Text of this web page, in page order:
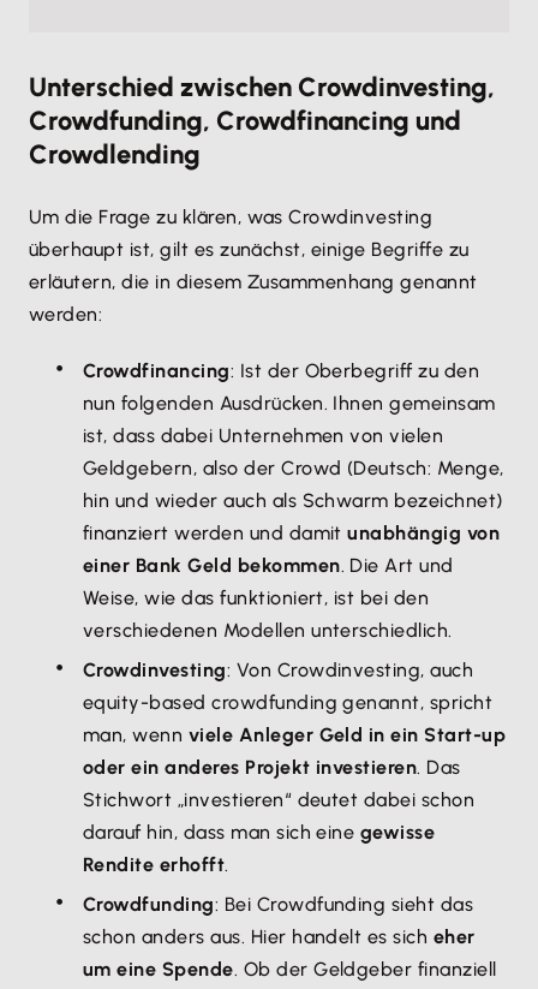
Unterschied zwischen Crowdinvesting,
Crowdfunding, Crowdfinancing und
Crowdlending
Um die Frage zu klären, was Crowdinvesting
überhaupt ist, gilt es zunächst, einige Begriffe zu
erläutern, die in diesem Zusammenhang genannt
werden:
Crowdfinancing: Ist der Oberbegriff zu den
nun folgenden Ausdrücken. Ihnen gemeinsam
ist, dass dabei Unternehmen von vielen
Geldgebern, also der Crowd (Deutsch: Menge,
hin und wieder auch als Schwarm bezeichnet)
finanziert werden und damitunabhängig von
einer Bank Geld bekommen. Die Art und
Weise, wie das funktioniert, ist bei den
verschiedenen Modellen unterschiedlich.
Crowdinvesting: Von Crowdinvesting, auch
equity-based crowdfunding genannt, spricht
man, wenn viele Anleger Geld in ein Start-up
oder ein anderes Projekt investieren. Das
Stichwort „investieren“ deutet dabei schon
darauf hin, dass man sich eine gewisse
Rendite erhofft.
Crowdfunding: Bei Crowdfunding sieht das
schon anders aus. Hier handelt es sich eher
um eine Spende. Ob der Geldgeber finanziell